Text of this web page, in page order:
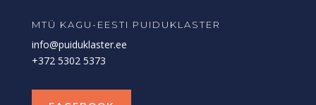
MTÜ KAGU-EESTI PUIDUKLASTER
info@puiduklaster.ee
+372 5302 5373